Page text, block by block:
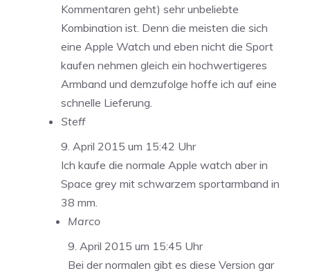
Kommentaren geht) sehr unbeliebte
Kombination ist. Denn die meisten die sich
eine Apple Watch und eben nicht die Sport
kaufen nehmen gleich ein hochwertigeres
Armband und demzufolge hoffe ich auf eine
schnelle Lieferung.
Steff
9. April 2015 um 15:42 Uhr
Ich kaufe die normale Apple watch aber in
Space grey mit schwarzem sportarmband in
38 mm.
Marco
9. April 2015 um 15:45 Uhr
Bei der normalen gibt es diese Version gar